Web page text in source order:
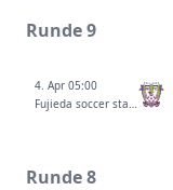
Runde 9
4. Apr 05:00
Fujieda soccer stadium
Runde 8